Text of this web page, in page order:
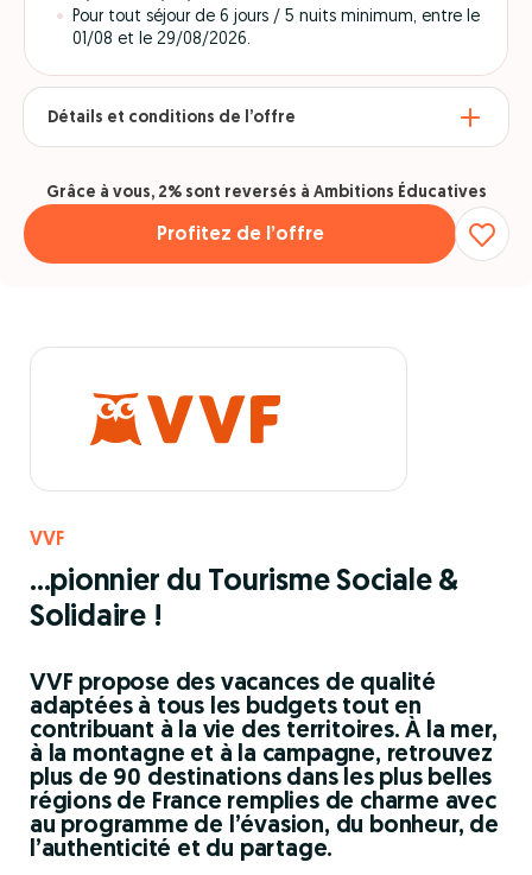
Pour tout séjour de 6 jours / 5 nuits minimum, entre le
01/08 et le 29/08/2026.
Détails et conditions de l’offre
Profitez de l’offre
Grâce à vous, 2% sont reversés à Ambitions Éducatives
VVF
...pionnier du Tourisme Sociale &
Solidaire !
VVF propose des vacances de qualité
adaptées à tous les budgets tout en
contribuant à la vie des territoires. À la mer,
à la montagne et à la campagne, retrouvez
plus de 90 destinations dans les plus belles
régions de France remplies de charme avec
au programme de l’évasion, du bonheur, de
l’authenticité et du partage.